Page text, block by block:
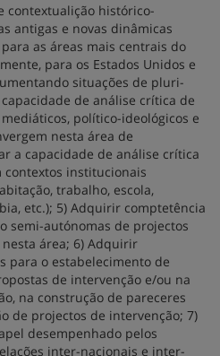
contextualição histórico-
antigas e novas dinâmicas
as áreas mais centrais do
para os Estados Unidos e
situações de pluri-
de análise crítica de
político-ideológicos e
nesta área de
a capacidade de análise crítica
institucionais
trabalho, escola,
etc.); 5) Adquirir comptetência
semi-autónomas de projectos
área; 6) Adquirir
para o estabelecimento de
de intervenção e/ou na
na construção de pareceres
de projectos de intervenção; 7)
desempenhado pelos
inter-nacionais e inter-